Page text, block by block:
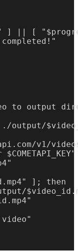
] || [
to output
./output/
v1/
$COMETAPI_KEY"
]; then